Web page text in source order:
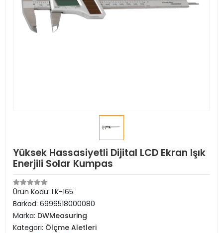
Yüksek Hassasiyetli Dijital LCD Ekran Işık
Enerjili Solar Kumpas
Ürün Kodu: LK-165
Barkod: 6996518000080
Marka: DWMeasuring
Kategori: Ölçme Aletleri